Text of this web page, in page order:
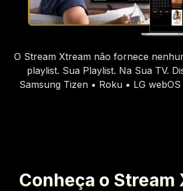
O Stream Xtream não fornece
playlist. Sua Playlist. Na Sua TV.
Samsung Tizen • Roku • LG
Conheça o Stream